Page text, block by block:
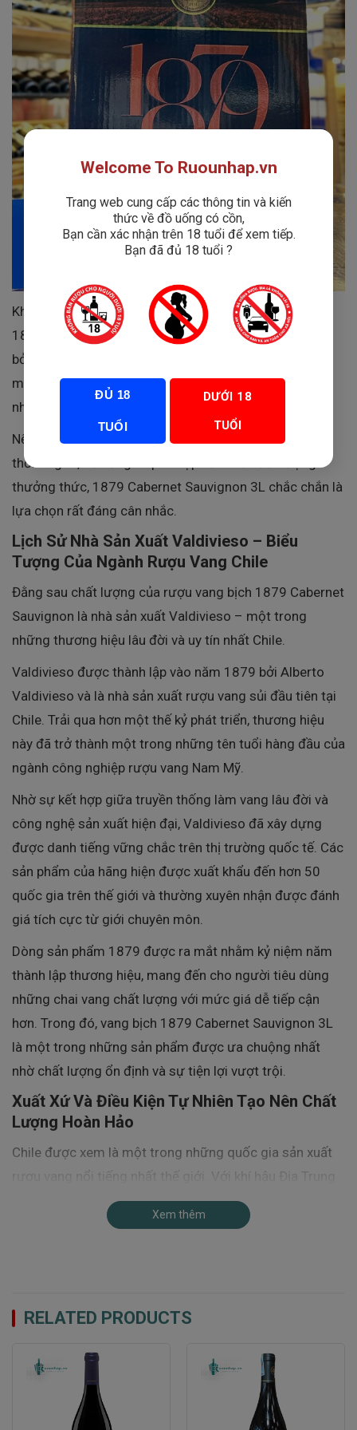
Không chỉ mang đến chất lượng ổn định, vang bịch
1879 Cabernet Sauvignon còn chinh phục người dùng
bởi tính tiện lợi, khả năng bảo quản tốt sau khi mở và
mức giá vô cùng hợp lý so với dung tích tương đương
nhiều chai vang truyền thống.
Nếu bạn đang tìm kiếm một dòng rượu vang đỏ Chile
thơm ngon, dễ uống và phù hợp với nhiều đối tượng
thưởng thức, 1879 Cabernet Sauvignon 3L chắc chắn là
lựa chọn rất đáng cân nhắc.
Lịch Sử Nhà Sản Xuất Valdivieso – Biểu
Tượng Của Ngành Rượu Vang Chile
Đằng sau chất lượng của rượu vang bịch 1879 Cabernet
Sauvignon là nhà sản xuất Valdivieso – một trong
những thương hiệu lâu đời và uy tín nhất Chile.
Valdivieso được thành lập vào năm 1879 bởi Alberto
Valdivieso và là nhà sản xuất rượu vang sủi đầu tiên tại
Chile. Trải qua hơn một thế kỷ phát triển, thương hiệu
này đã trở thành một trong những tên tuổi hàng đầu của
ngành công nghiệp rượu vang Nam Mỹ.
Nhờ sự kết hợp giữa truyền thống làm vang lâu đời và
công nghệ sản xuất hiện đại, Valdivieso đã xây dựng
được danh tiếng vững chắc trên thị trường quốc tế. Các
sản phẩm của hãng hiện được xuất khẩu đến hơn 50
quốc gia trên thế giới và thường xuyên nhận được đánh
giá tích cực từ giới chuyên môn.
Dòng sản phẩm 1879 được ra mắt nhằm kỷ niệm năm
thành lập thương hiệu, mang đến cho người tiêu dùng
những chai vang chất lượng với mức giá dễ tiếp cận
hơn. Trong đó, vang bịch 1879 Cabernet Sauvignon 3L
là một trong những sản phẩm được ưa chuộng nhất
nhờ chất lượng ổn định và sự tiện lợi vượt trội.
Xuất Xứ Và Điều Kiện Tự Nhiên Tạo Nên Chất
Lượng Hoàn Hảo
Chile được xem là một trong những quốc gia sản xuất
rượu vang nổi tiếng nhất thế giới. Với khí hậu Địa Trung
Hải đặc trưng, lượng ánh nắng dồi dào và biên độ nhiệt
giữa ngày và đêm lớn, Chile sở hữu những điều kiện lý
chất. Sự kết hợp giữa khí hậu mát mẻ từ dãy Andes và
ảnh hưởng của Thái Bình Dương giúp trái nho phát triển
cân bằng giữa độ chín, độ axit và hương thơm tự nhiên.
Chính những điều kiện thuận lợi này đã góp phần tạo nên
Xem thêm
RELATED PRODUCTS
Welcome To Ruounhap.vn
Trang web cung cấp các thông tin và kiến
thức về đồ uống có cồn,
Bạn cần xác nhận trên 18 tuổi để xem tiếp.
Bạn đã đủ 18 tuổi ?
ĐỦ 18
TUỔI
DƯỚI 18
TUỔI